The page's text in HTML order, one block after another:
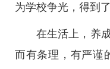
为学校争光，得到
在生活上，养
而有条理，有严谨